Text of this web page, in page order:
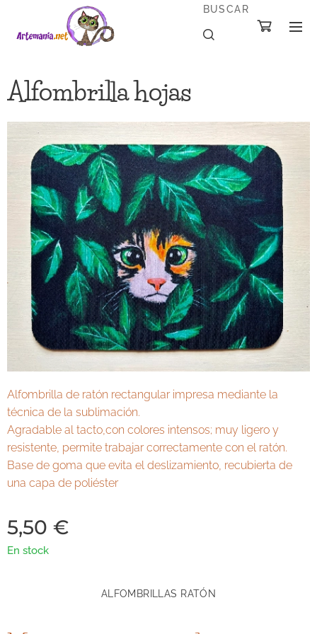
BUSCAR
Alfombrilla hojas
Alfombrilla de ratón rectangular impresa mediante la
técnica de la sublimación.
Agradable al tacto,con colores intensos; muy ligero y
resistente, permite trabajar correctamente con el ratón.
Base de goma que evita el deslizamiento, recubierta de
una capa de poliéster
5,50 €
En stock
ALFOMBRILLAS RATÓN